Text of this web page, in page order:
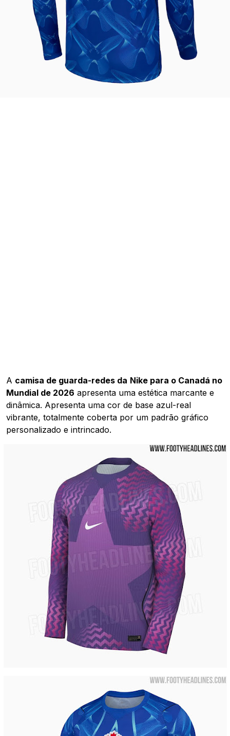
A camisa de guarda-redes da Nike para o Canadá no
Mundial de 2026 apresenta uma estética marcante e
dinâmica. Apresenta uma cor de base azul-real
vibrante, totalmente coberta por um padrão gráfico
personalizado e intrincado.